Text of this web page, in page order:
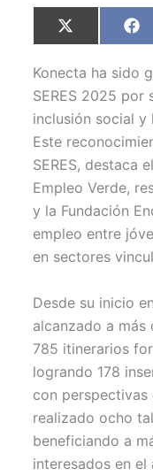
Compartir
en
X
(
w
i
t
t
e
)
en
F
a
e
b
o
o
k
Konecta ha sido
SERES 2025
inclusión social y
Este
SERES, destaca
Empleo Verde,
y la Fundación
empleo entre
en sectores
Desde su inicio
alcanzado a
785 itinerarios
logrando 178
con perspectivas
realizado ocho
beneficiando a
interesados en